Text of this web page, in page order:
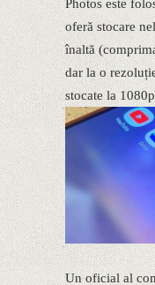
Photos este
oferă stocare
înaltă
dar la o
stocate la
Un oficial al